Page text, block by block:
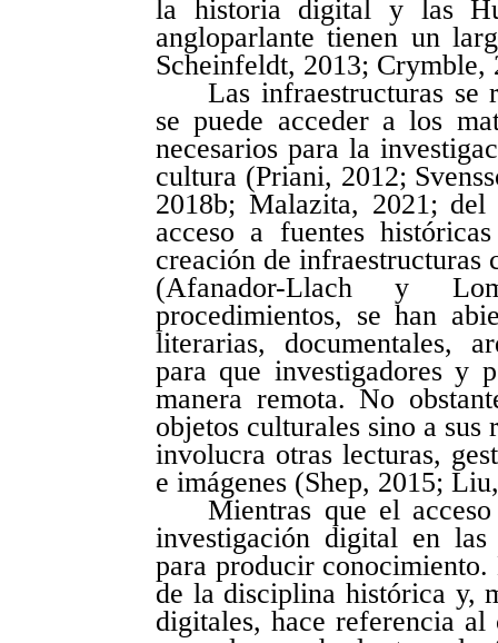
la historia digital y las
angloparlante tienen un
Scheinfeldt, 2013;
Las infraestructuras se
se puede acceder a los
necesarios para la
cultura (Priani, 2012;
2018b; Malazita, 2021;
acceso a fuentes
creación de infraestructuras
(Afanador-Llach y
procedimientos, se han
literarias, documentales,
para que investigadores y
manera remota. No
objetos culturales sino a
involucra otras lecturas,
e imágenes (Shep, 2015;
Mientras que el
investigación digital en las
para producir
de la disciplina histórica y,
digitales, hace referencia al